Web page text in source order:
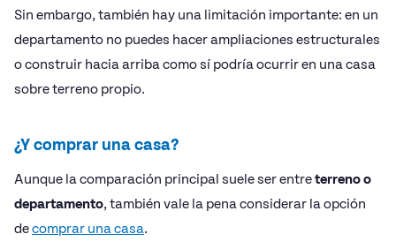
Sin embargo, también hay una limitación importante: en un
departamento no puedes hacer ampliaciones estructurales
o construir hacia arriba como sí podría ocurrir en una casa
sobre terreno propio.
¿Y comprar una casa?
Aunque la comparación principal suele ser entreterreno o
departamento, también vale la pena considerar la opción
decomprar una casa.